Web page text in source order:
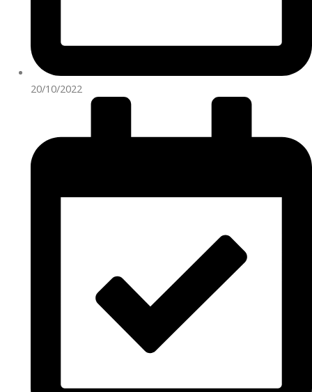
20/10/2022